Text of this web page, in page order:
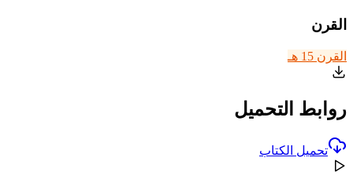
القرن
القرن 15 هـ
روابط التحميل
تحميل الكتاب